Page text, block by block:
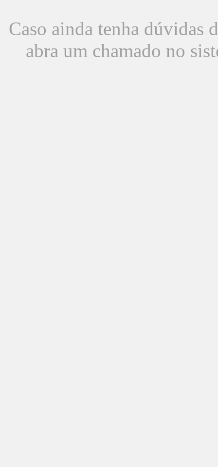
Caso ainda tenha dúvidas
abra um chamado no